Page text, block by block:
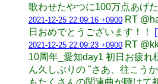
歌わせたやつに100万点あげ
2021-12-25 22:09:16 +0900 RT
日おめでとうございます！！
2021-12-25 22:09:23 +0900 RT
10周年_愛知day1 初日お疲れ
ん久しぶりの "さあ、往こう
もたくさんの関連曲が聴けて